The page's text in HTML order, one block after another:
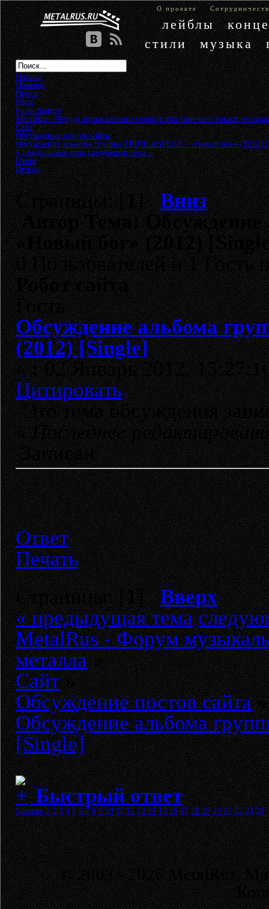
О проекте
лейблы
стили
музыка
Начало
Помощь
Поиск
Вход
Регистрация
MetalRus - Форум музыкального сообщества тяжелого рока и металла
Сайт»
Обсуждение постов сайта»
Обсуждение альбома группы TRINE ASPECT - «Новый бог» (2012)
« предыдущая тема следующая тема »
Ответ
Печать
Страницы: [1]Вниз
АвторТема: Обсуждение
«Новый бог» (2012)
0 Пользователей и 1 Гость
Робот сайта
Гость
Обсуждение альбома
(2012) [Single]
«:02 Январь 2012,
Цитировать
Это тема обсуждения
«Последнее
Записан
Ответ
Печать
Страницы: [1]Вверх
« предыдущая тема
MetalRus - Форум
металла»
Сайт»
Обсуждение постов сайта»
Обсуждение альбома
[Single]
Быстрый ответ
Sitemap 1 2 3 4 5 6 7 8 9 10 11 12 13 14 15 16 17 18 19 20 21 22 23 24
© 2003 - 2026 MetalRus.